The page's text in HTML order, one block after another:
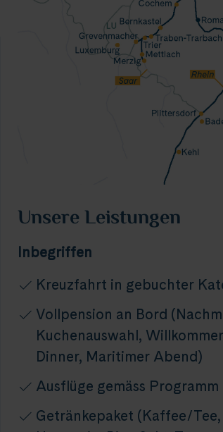
Unsere Leistungen
Inbegriffen
Kreuzfahrt in gebuchter
Vollpension an Bord
Kuchenauswahl,
Dinner, Maritimer Abend)
Ausflüge gemäss
Getränkepaket (Kaffee/